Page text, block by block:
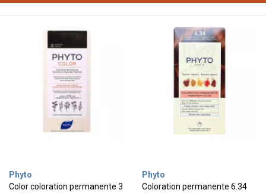
Phyto
Color coloration permanente 3
Phyto
Coloration permanente 6.34